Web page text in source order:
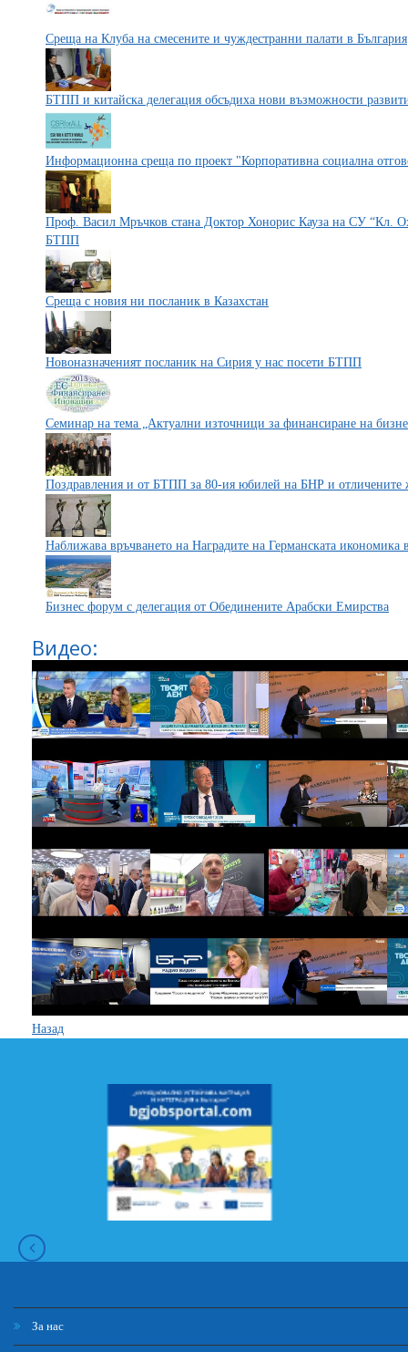
Среща на Клуба на смесените и чуждестранни палати в България
БТПП и китайска делегация обсъдиха нови възможности
Информационна среща по проект "Корпоративна социална
Проф. Васил Мръчков стана Доктор Хонорис Кауза на СУ “Кл.
БТПП
Среща с новия ни посланик в Казахстан
Новоназначеният посланик на Сирия у нас посети БТПП
Семинар на тема „Актуални източници за финансиране на
Поздравления и от БТПП за 80-ия юбилей на БНР и отличените
Наближава връчването на Наградите на Германската икономика
Бизнес форум с делегация от Обединените Арабски Емирства
Видео:
Назад
За нас